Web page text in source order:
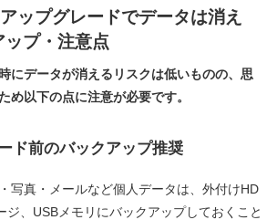
ップグレードでデータは消え
ップ・注意点
にデータが消えるリスクは低いものの、思
め以下の点に注意が必要です。
ド前のバックアップ推奨
写真・メールなど個人データは、外付けHD
ジ、USBメモリにバックアップしておくこと